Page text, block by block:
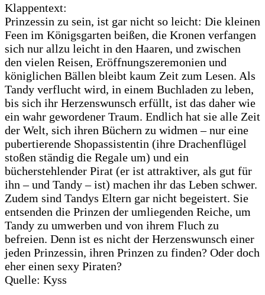
Klappentext:
Prinzessin zu sein, ist gar nicht so leicht: Die kleinen
Feen im Königsgarten beißen, die Kronen verfangen
sich nur allzu leicht in den Haaren, und zwischen
den vielen Reisen, Eröffnungszeremonien und
königlichen Bällen bleibt kaum Zeit zum Lesen. Als
Tandy verflucht wird, in einem Buchladen zu leben,
bis sich ihr Herzenswunsch erfüllt, ist das daher wie
ein wahr gewordener Traum. Endlich hat sie alle Zeit
der Welt, sich ihren Büchern zu widmen – nur eine
pubertierende Shopassistentin (ihre Drachenflügel
stoßen ständig die Regale um) und ein
bücherstehlender Pirat (er ist attraktiver, als gut für
ihn – und Tandy – ist) machen ihr das Leben schwer.
Zudem sind Tandys Eltern gar nicht begeistert. Sie
entsenden die Prinzen der umliegenden Reiche, um
Tandy zu umwerben und von ihrem Fluch zu
befreien. Denn ist es nicht der Herzenswunsch einer
jeden Prinzessin, ihren Prinzen zu finden? Oder doch
eher einen sexy Piraten?
Quelle: Kyss